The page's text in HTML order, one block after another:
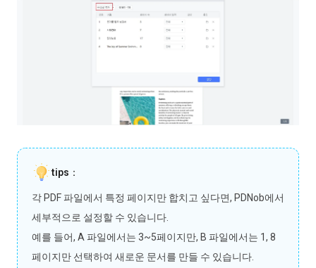
tips：
각 PDF 파일에서 특정 페이지만 합치고 싶다면, PDNob에서
세부적으로 설정할 수 있습니다.
예를 들어, A 파일에서는 3~5페이지만, B 파일에서는 1, 8
페이지만 선택하여 새로운 문서를 만들 수 있습니다.